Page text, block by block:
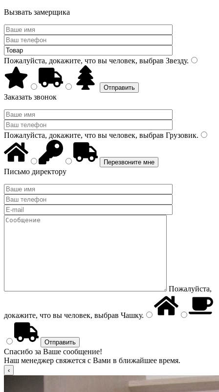
Вызвать замерщика
Пожалуйста, докажите, что вы человек, выбрав Звезду.
Заказать звонок
Пожалуйста, докажите, что вы человек, выбрав Грузовик.
Письмо директору
Пожалуйста,
докажите, что вы человек, выбрав Чашку.
Спасибо за Ваше сообщение!
Наш менеджер свяжется с Вами в ближайшее время.